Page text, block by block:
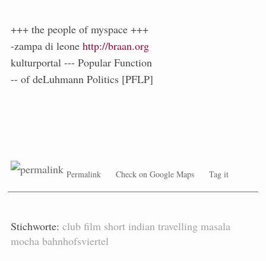
+++ the people of myspace +++
-zampa di leone http://braan.org
kulturportal --- Popular Function
-- of deLuhmann Politics [PFLP]
Permalink Check on Google Maps Tag it
Stichworte: club film short indian travelling masala
mocha bahnhofsviertel